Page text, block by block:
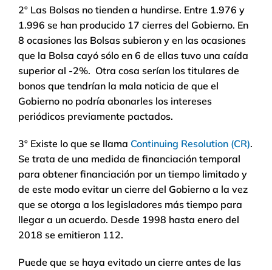
2º Las Bolsas no tienden a hundirse. Entre 1.976 y
1.996 se han producido 17 cierres del Gobierno. En
8 ocasiones las Bolsas subieron y en las ocasiones
que la Bolsa cayó sólo en 6 de ellas tuvo una caída
superior al -2%. Otra cosa serían los titulares de
bonos que tendrían la mala noticia de que el
Gobierno no podría abonarles los intereses
periódicos previamente pactados.
3º Existe lo que se llama Continuing Resolution (CR).
Se trata de una medida de financiación temporal
para obtener financiación por un tiempo limitado y
de este modo evitar un cierre del Gobierno a la vez
que se otorga a los legisladores más tiempo para
llegar a un acuerdo. Desde 1998 hasta enero del
2018 se emitieron 112.
Puede que se haya evitado un cierre antes de las